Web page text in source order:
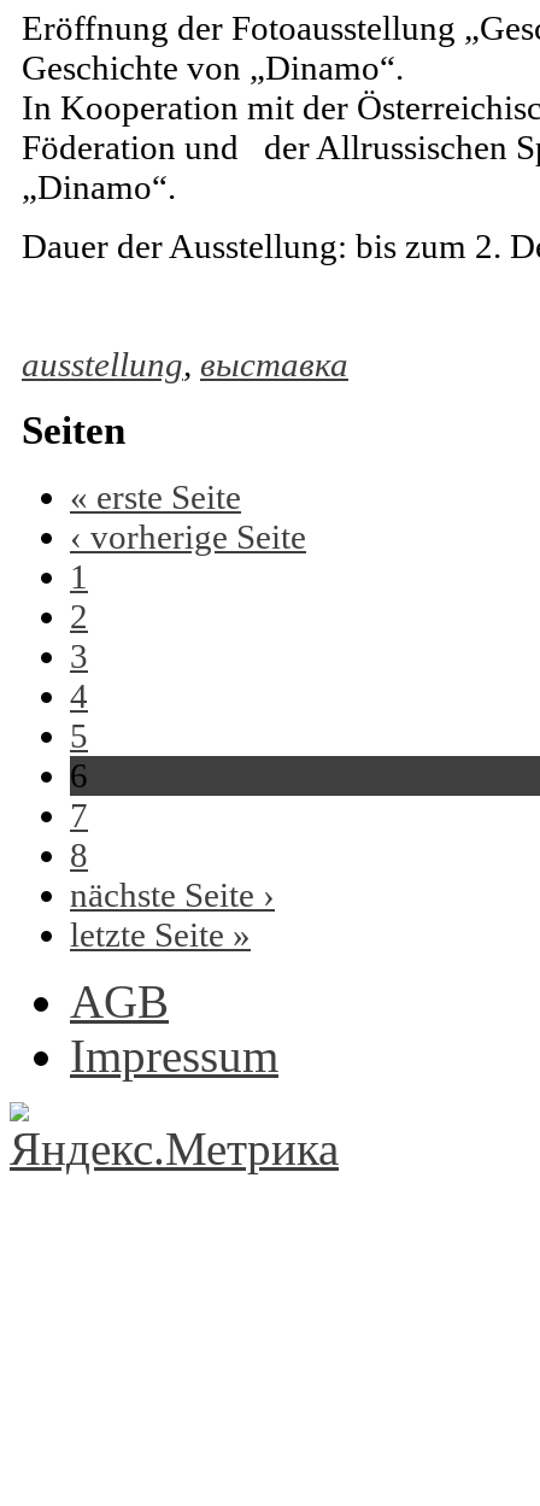
Eröffnung der Fotoausstellung
Geschichte von „Dinamo“.
In Kooperation mit der
Föderation und der Allrussischen
„Dinamo“.
Dauer der Ausstellung: bis zum 2.
ausstellung, выставка
Seiten
« erste Seite
‹ vorherige Seite
1
2
3
4
5
6
7
8
nächste Seite ›
letzte Seite »
AGB
Impressum